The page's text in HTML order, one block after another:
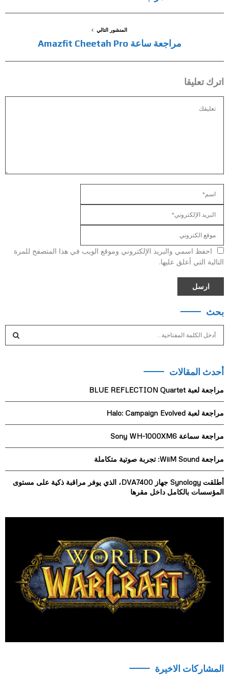
المنشور التالي
مراجعة ساعة Amazfit Cheetah Pro
اترك تعليقا
احفظ اسمي والبريد الإلكتروني وموقع الويب في هذا المتصفح للمرة
التالية التي أعلق عليها.
بحث
c
f
r
:
أحدث المقالات
مراجعة لعبة BLUE REFLECTION Quartet
مراجعة لعبة Halo: Campaign Evolved
مراجعة سماعة Sony WH-1000XM6
مراجعة WiiM Sound: تجربة صوتية متكاملة
أطلقت Synology جهاز DVA7400، الذي يوفر مراقبة ذكية على مستوى
المؤسسات بالكامل داخل مقرها
المشاركات الاخيرة